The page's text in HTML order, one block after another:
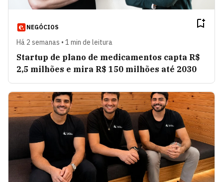
NEGÓCIOS
Há 2 semanas • 1 min de leitura
Startup de plano de medicamentos capta R$
2,5 milhões e mira R$ 150 milhões até 2030